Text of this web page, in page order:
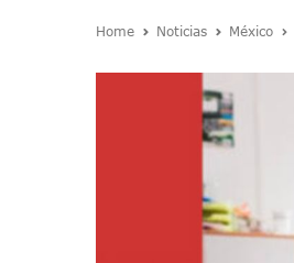
Home Noticias México